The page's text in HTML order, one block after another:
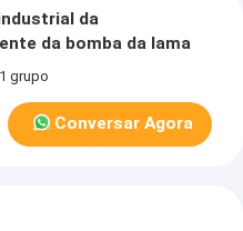
da
da bomba da lama
grupo
Conversar Agora